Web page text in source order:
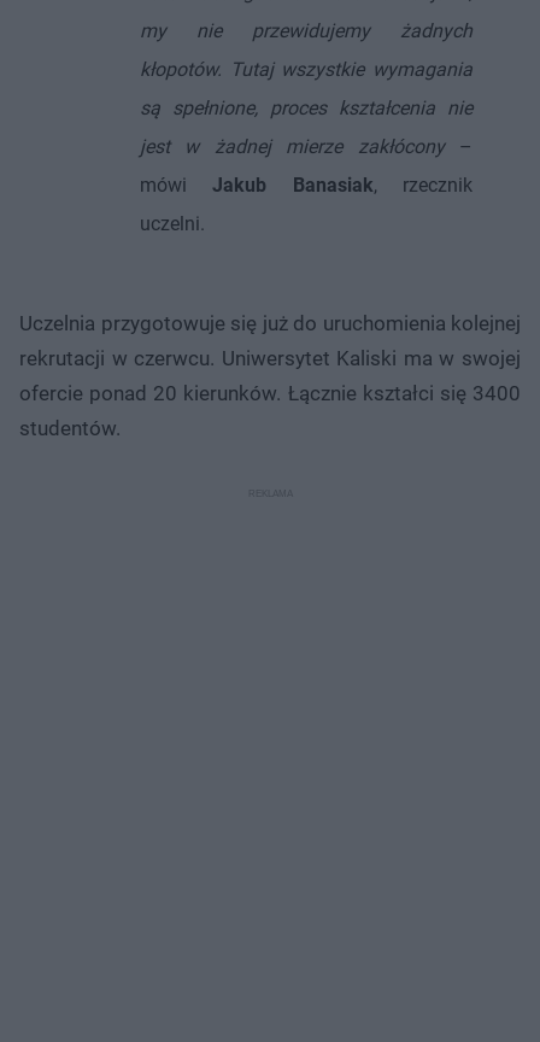
my nie przewidujemy żadnych
kłopotów. Tutaj wszystkie wymagania
są spełnione, proces kształcenia nie
jest w żadnej mierze zakłócony–
mówiJakub Banasiak, rzecznik
uczelni.
Uczelnia przygotowuje się już do uruchomienia kolejnej
rekrutacji w czerwcu. Uniwersytet Kaliski ma w swojej
ofercie ponad 20 kierunków. Łącznie kształci się 3400
studentów.​